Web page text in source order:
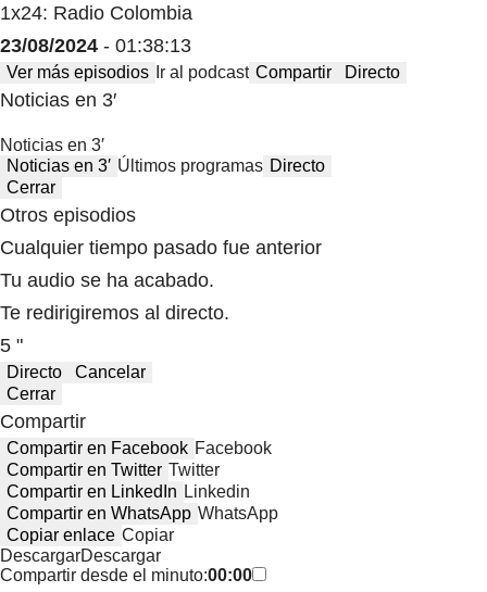
1x24: Radio Colombia
23/08/2024 - 01:38:13
Ver más episodios Ir al podcast Compartir Directo
Noticias en 3′
Noticias en 3′
Noticias en 3′ Últimos programas Directo
Cerrar
Otros episodios
Cualquier tiempo pasado fue anterior
Tu audio se ha acabado.
Te redirigiremos al directo.
5 "
Directo
Cancelar
Cerrar
Compartir
Compartir en Facebook Facebook
Compartir en Twitter Twitter
Compartir en LinkedIn Linkedin
Compartir en WhatsApp WhatsApp
Copiar enlace Copiar
DescargarDescargar
Compartir desde el minuto:00:00